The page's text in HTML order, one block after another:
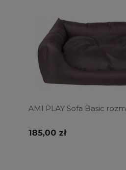
AMI PLAY Sofa Basic
185,00 zł